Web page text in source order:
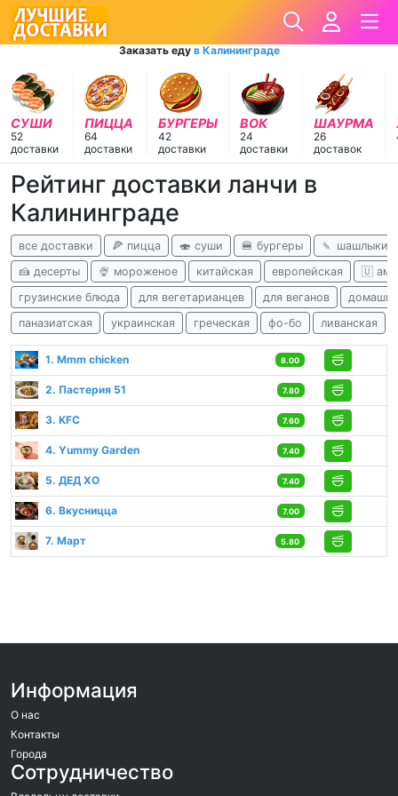
Заказать еду в Калининграде
СУШИ
52
доставки
ПИЦЦА
64
доставки
БУРГЕРЫ
42
доставки
ВОК
24
доставки
ШАУРМА
26
доставок
Рейтинг доставки ланчи в
Калининграде
все доставки 🍕 пицца 🍣 суши 🍔 бургеры
🍡 шашлыки
🍰 десерты
🍨 мороженое китайская европейская
🇺
грузинские блюда
для вегетарианцев для веганов
паназиатская
украинская греческая фо-бо ливанская
1. Mmm chicken 8.00
2. Пастерия 51 7.80
3. KFC 7.60
4. Yummy Garden 7.40
5. ДЕД ХО 7.40
6. Вкусницца 7.00
7. Март 5.80
Информация
О нас
Контакты
Города
Сотрудничество